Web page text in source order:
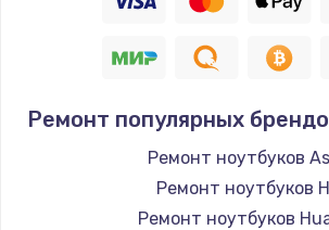
Ремонт популярных
Ремонт ноутбуков
Ремонт ноутбуков
Ремонт ноутбуков